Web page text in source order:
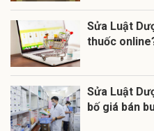
Sửa Luật
thuốc
Sửa Luật
bố giá bán